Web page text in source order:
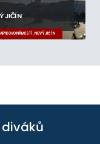
JIČÍN
NÁMĚSTÍ, NOVÝ JIČÍN
diváků